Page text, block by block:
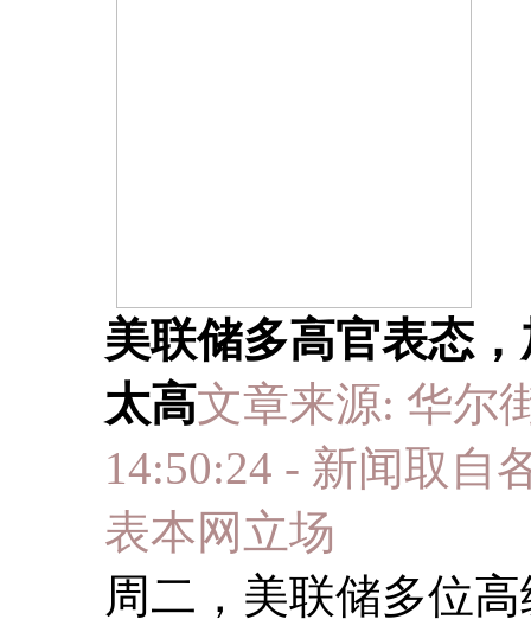
美联储多高官表态
太高文章来源: 华尔
14:50:24 - 新闻取自
表本网立场
周二，美联储多位